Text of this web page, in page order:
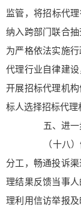
监管，将招标代
纳入跨部门联合
为严格依法实施
代理行业自律建
开展招标代理机
标人选择招标代理
五、进一
（十八）
分工，畅通投诉
理结果反馈当事
理利用信访举报